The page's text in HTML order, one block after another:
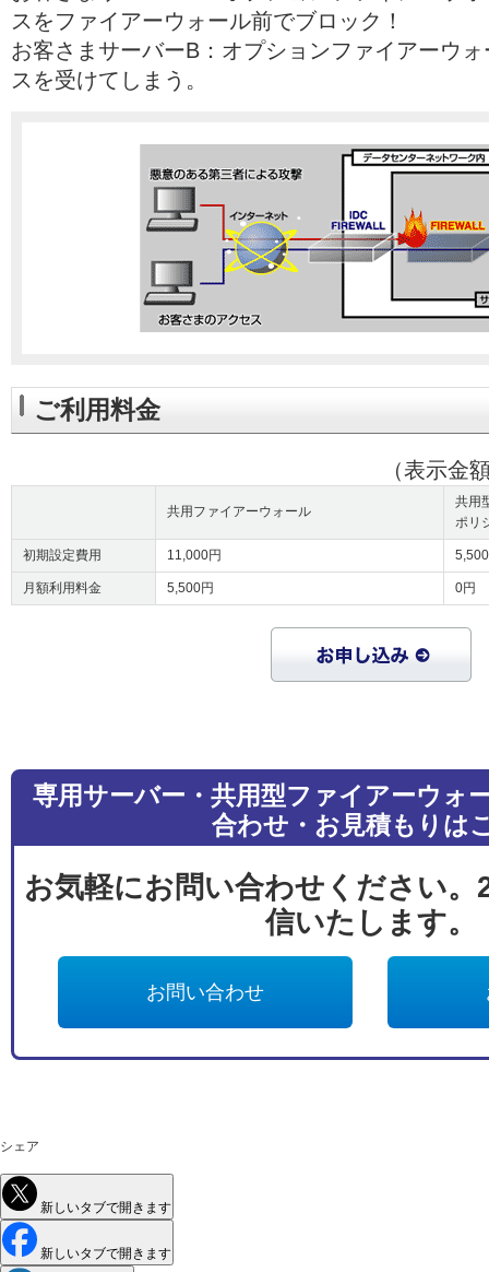
スをファイアーウォール前でブロック！
お客さまサーバーB：オプションファイアーウ
スを受けてしまう。
ご利用料金
（表示金
共用ファイアーウォール
共用
ポリ
初期設定費用 11,000円
月額利用料金 5,500円 0円
専用サーバー・共用型ファイアーウォ
合わせ・お見積もりは
お気軽にお問い合わせください。
信いたします。
お問い合わせ
シェア
新しいタブで開きます
新しいタブで開きます